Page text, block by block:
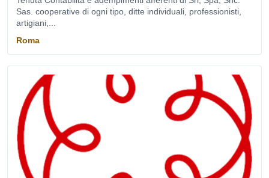
Sas. cooperative di ogni tipo, ditte individuali, professionisti,
artigiani,...
Roma